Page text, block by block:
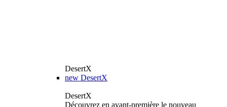
DesertX
new DesertX
DesertX
Découvrez en avant-première le nouveau